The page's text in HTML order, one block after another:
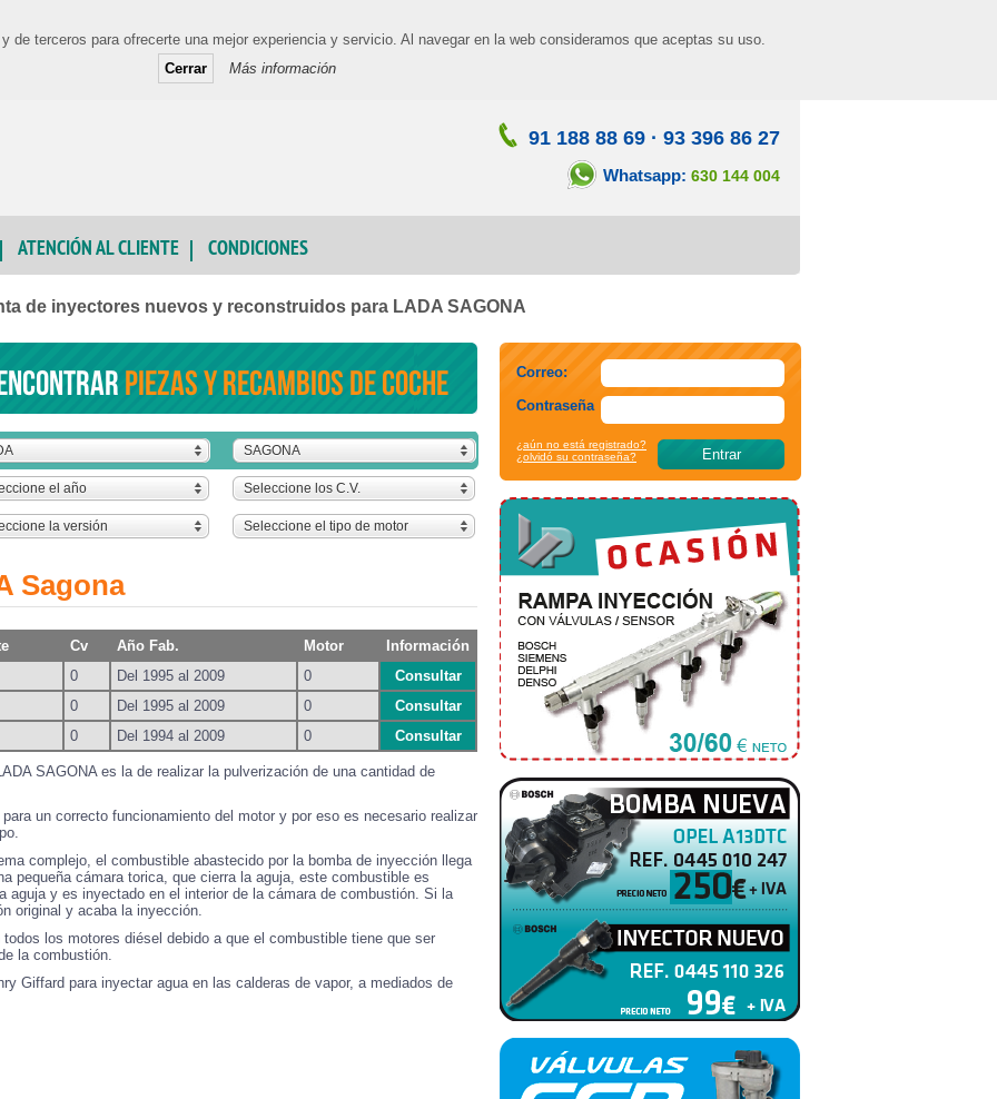
y de terceros para ofrecerte una mejor experiencia y servicio. Al navegar en la web consideramos que aceptas su uso.
Cerrar
Más información
91 188 88 69 · 93 396 86 27
Whatsapp: 630 144 004
ATENCIÓN AL CLIENTE CONDICIONES
de inyectores nuevos y reconstruidos para LADA SAGONA
piezas y recambios de coche
SAGONA
el año Seleccione los C.V.
la versión Seleccione el tipo de motor
Sagona
Cv Año Fab. Motor
Información
0 Del 1995 al 2009 0
Consultar
0 Del 1995 al 2009 0
Consultar
0 Del 1994 al 2009 0 Consultar
SAGONA es la de realizar la pulverización de una cantidad de
un correcto funcionamiento del motor y por eso es necesario realizar
complejo, el combustible abastecido por la bomba de inyección llega
pequeña cámara torica, que cierra la aguja, este combustible es
aguja y es inyectado en el interior de la cámara de combustión. Si la
original y acaba la inyección.
los motores diésel debido a que el combustible tiene que ser
la combustión.
Giffard para inyectar agua en las calderas de vapor, a mediados de
Correo:
Contraseña
¿aún no está registrado?
¿olvidó su contraseña?